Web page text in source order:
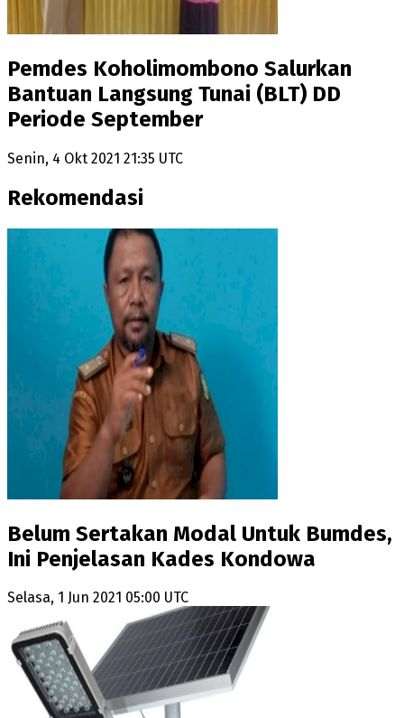
Pemdes Koholimombono Salurkan
Bantuan Langsung Tunai (BLT) DD
Periode September
Senin, 4 Okt 2021 21:35 UTC
Rekomendasi
Belum Sertakan Modal Untuk Bumdes,
Ini Penjelasan Kades Kondowa
Selasa, 1 Jun 2021 05:00 UTC